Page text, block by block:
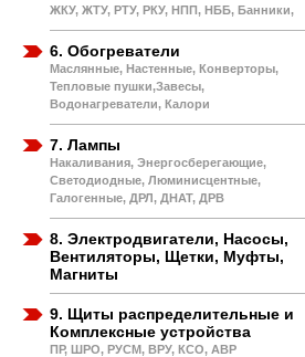
ЖКУ, ЖТУ, РТУ, РКУ, НПП, НББ, Банники,
6. Обогреватели
Маслянные, Настенные, Конверторы,
Тепловые пушки,Завесы,
Водонагреватели, Калори
7. Лампы
Накаливания, Энергосберегающие,
Светодиодные, Люминисцентные,
Галогенные, ДРЛ, ДНАТ, ДРВ
8. Электродвигатели, Насосы,
Вентиляторы, Щетки, Муфты,
Магниты
9. Щиты распределительные и
Комплексные устройства
ПР, ШРО, РУСМ, ВРУ, КСО, АВР